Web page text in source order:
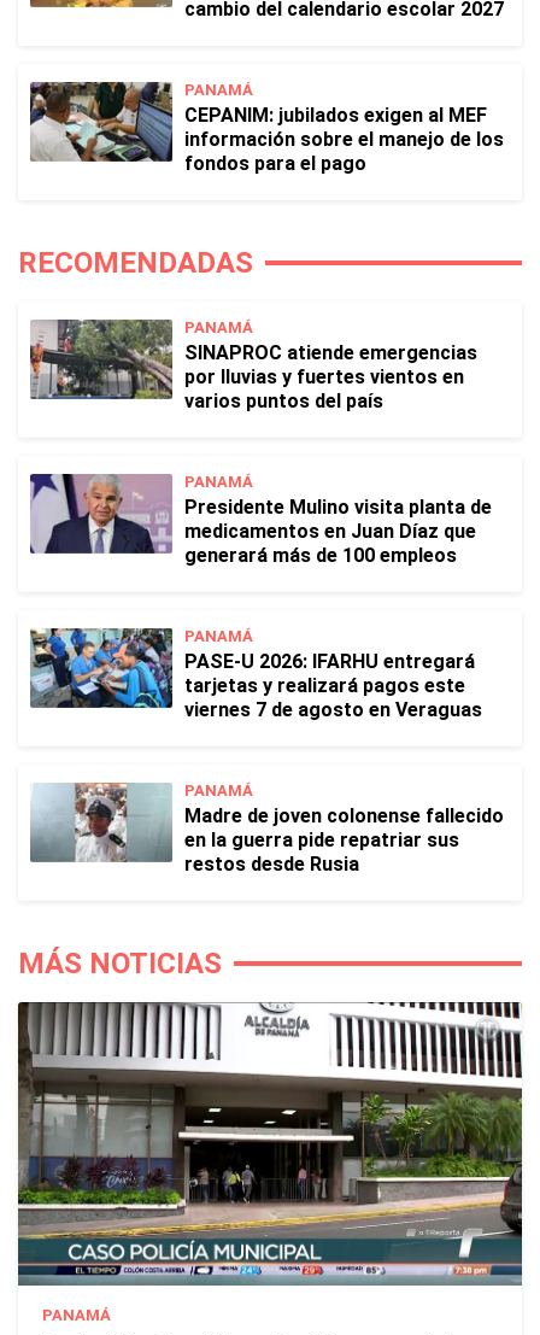
cambio del calendario escolar 2027
PANAMÁ
CEPANIM: jubilados exigen al MEF
información sobre el manejo de los
fondos para el pago
RECOMENDADAS
PANAMÁ
SINAPROC atiende emergencias
por lluvias y fuertes vientos en
varios puntos del país
PANAMÁ
Presidente Mulino visita planta de
medicamentos en Juan Díaz que
generará más de 100 empleos
PANAMÁ
PASE-U 2026: IFARHU entregará
tarjetas y realizará pagos este
viernes 7 de agosto en Veraguas
PANAMÁ
Madre de joven colonense fallecido
en la guerra pide repatriar sus
restos desde Rusia
MÁS NOTICIAS
PANAMÁ